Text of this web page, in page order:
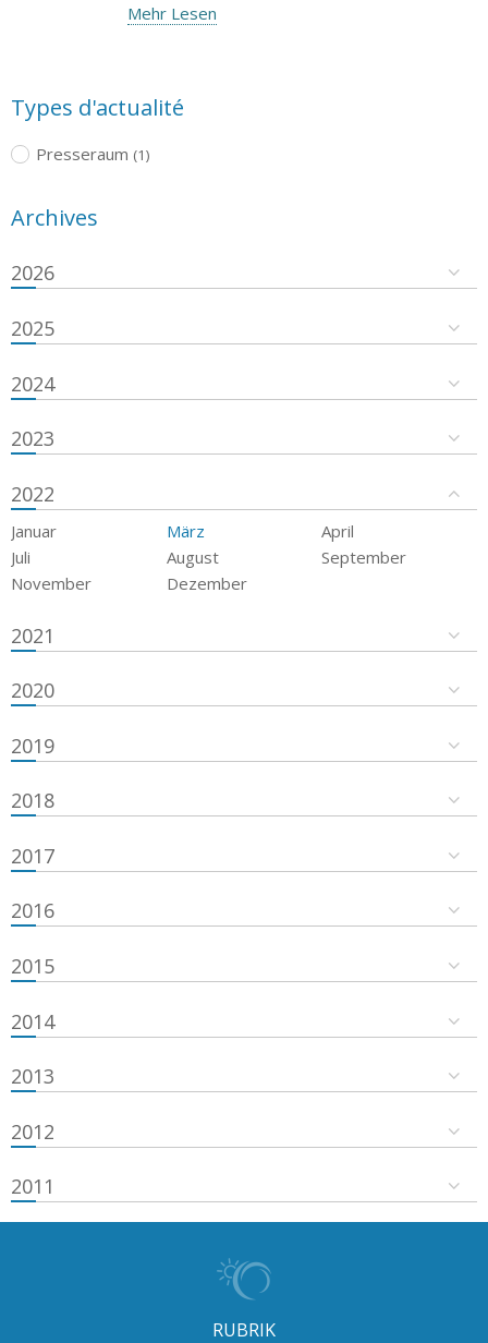
Mehr Lesen
Types d'actualité
Presseraum (1)
Archives
2026
2025
2024
2023
2022
Januar März
April
Juli
August
September
November
Dezember
2021
2020
2019
2018
2017
2016
2015
2014
2013
2012
2011
RUBRIK